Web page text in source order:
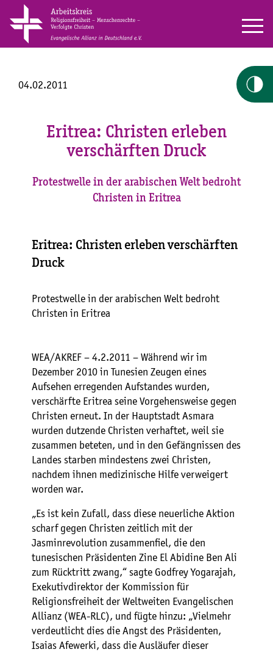
04.02.2011
Eritrea: Christen erleben
verschärften Druck
Protestwelle in der arabischen Welt bedroht
Christen in Eritrea
Eritrea: Christen erleben verschärften
Druck
Protestwelle in der arabischen Welt bedroht
Christen in Eritrea
WEA/AKREF – 4.2.2011 – Während wir im
Dezember 2010 in Tunesien Zeugen eines
Aufsehen erregenden Aufstandes wurden,
verschärfte Eritrea seine Vorgehensweise gegen
Christen erneut. In der Hauptstadt Asmara
wurden dutzende Christen verhaftet, weil sie
zusammen beteten, und in den Gefängnissen des
Landes starben mindestens zwei Christen,
nachdem ihnen medizinische Hilfe verweigert
worden war.
„Es ist kein Zufall, dass diese neuerliche Aktion
scharf gegen Christen zeitlich mit der
Jasminrevolution zusammenfiel, die den
tunesischen Präsidenten Zine El Abidine Ben Ali
zum Rücktritt zwang,“ sagte Godfrey Yogarajah,
Exekutivdirektor der Kommission für
Religionsfreiheit der Weltweiten Evangelischen
Allianz (WEA-RLC), und fügte hinzu: „Vielmehr
verdeutlicht dies die Angst des Präsidenten,
Isaias Afewerki, dass die Ausläufer dieser